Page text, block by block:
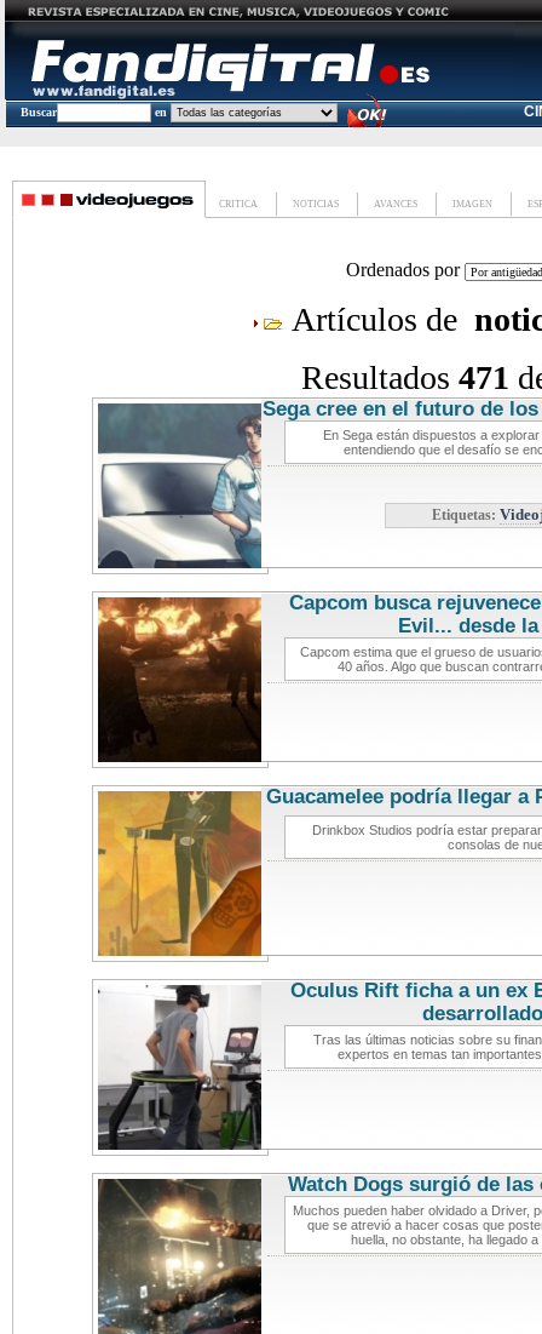
Buscar en
CRITICA NOTICIAS AVANCES IMAGEN
Ordenados por
Artículos de
Resultados 471
Sega cree en el futuro de
En Sega están dispuestos a
entendiendo que el desafío se
Etiquetas:
Capcom busca
Evil... desde
Capcom estima que el grueso de
40 años. Algo que buscan
Guacamelee podría llegar a
Drinkbox Studios podría estar
consolas de
Oculus Rift ficha a un ex
Tras las últimas noticias sobre su
expertos en temas tan
Watch Dogs surgió de las
Muchos pueden haber olvidado a Driver,
que se atrevió a hacer cosas que
huella, no obstante, ha llegado